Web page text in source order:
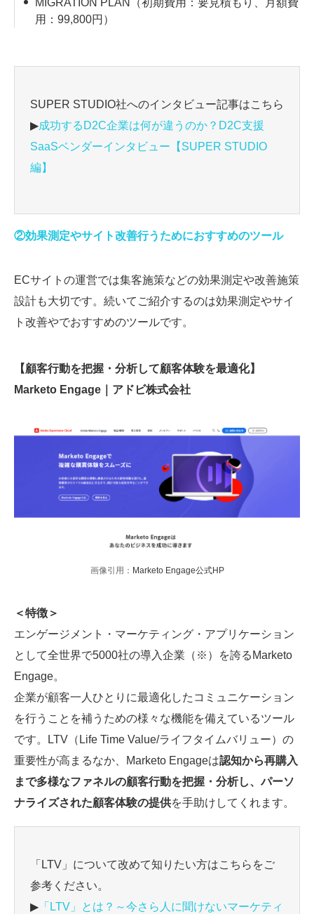
MIGRATION PLAN（初期費用：要見積もり、月額費
用：99,800円）
SUPER STUDIO社へのインタビュー記事はこちら
▶成功するD2C企業は何が違うのか？D2C支援
SaaSベンダーインタビュー【SUPER STUDIO
編】
②効果測定やサイト改善行うためにおすすめのツール
ECサイトの運営では集客施策などの効果測定や改善施策
設計も大切です。続いてご紹介するのは効果測定やサイ
ト改善やでおすすめのツールです。
【顧客行動を把握・分析して顧客体験を最適化】
Marketo Engage｜アドビ株式会社
画像引用： Marketo Engage公式HP
＜特徴＞
エンゲージメント・マーケティング・アプリケーション
として全世界で5000社の導入企業（※）を誇るMarketo
Engage。
企業が顧客一人ひとりに最適化したコミュニケーション
を行うことを補うための様々な機能を備えているツール
です。LTV（Life Time Value/ライフタイムバリュー）の
重要性が高まるなか、Marketo Engageは認知から再購入
まで多様なファネルの顧客行動を把握・分析し、パーソ
ナライズされた顧客体験の提供を手助けしてくれます。
「LTV」について改めて知りたい方はこちらをご
参考ください。
▶「LTV」とは？～今さら人に聞けないマーケティ